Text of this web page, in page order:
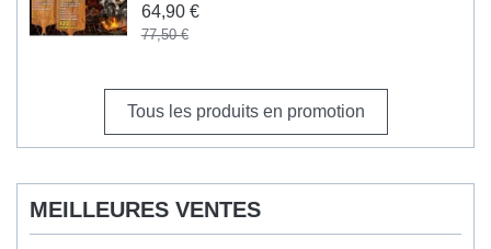
64,90 €
77,50 €
Tous les produits en promotion
MEILLEURES VENTES